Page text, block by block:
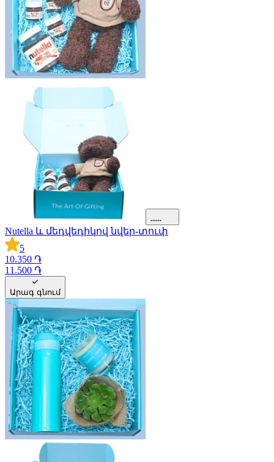
Nutella և մեդվեդիկով նվեր-տուփ
5
10.350 ֏
11.500 ֏
Արագ գնում